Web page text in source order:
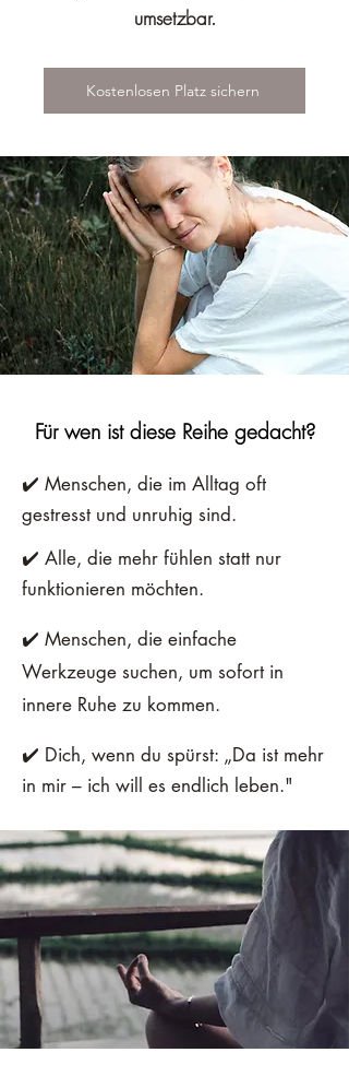
umsetzbar.
Kostenlosen Platz sichern
Für wen ist diese Reihe gedacht?
✔️ Menschen, die im Alltag oft
gestresst und unruhig sind.
✔️ Alle, die mehr fühlen statt nur
funktionieren möchten.
✔️ Menschen, die einfache
Werkzeuge suchen, um sofort in
innere Ruhe zu kommen.
✔️ Dich, wenn du spürst: „Da ist mehr
in mir – ich will es endlich leben."